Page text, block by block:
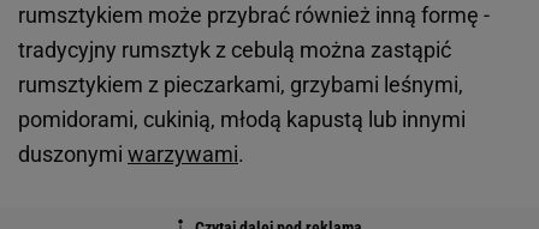
rumsztykiem może przybrać również inną formę -
tradycyjny rumsztyk z cebulą można zastąpić
rumsztykiem z pieczarkami, grzybami leśnymi,
pomidorami, cukinią, młodą kapustą lub innymi
duszonymi warzywami.